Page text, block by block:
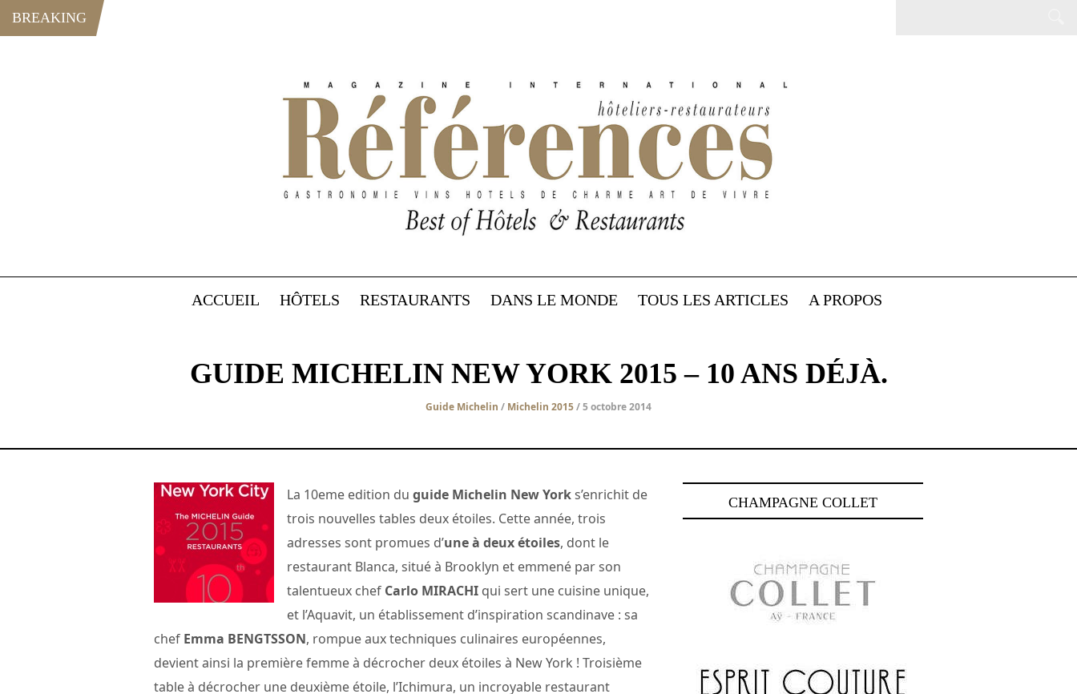
BREAKING
ACCUEIL HÔTELS RESTAURANTS DANS LE MONDE TOUS LES ARTICLES A PROPOS
GUIDE MICHELIN NEW YORK 2015 – 10 ANS DÉJÀ.
Guide Michelin / Michelin 2015/ 5 octobre 2014
La 10eme edition du guide Michelin New Yorks’enrichit de
trois nouvelles tables deux étoiles. Cette année, trois
adresses sont promues d’une à deux étoiles, dont le
restaurant Blanca, situé à Brooklyn et emmené par son
talentueux chef Carlo MIRACHI qui sert une cuisine unique,
et l’Aquavit, un établissement d’inspiration scandinave : sa
chef Emma BENGTSSON, rompue aux techniques culinaires européennes,
devient ainsi la première femme à décrocher deux étoiles à New York ! Troisième
table à décrocher une deuxième étoile, l’Ichimura, un incroyable restaurant
CHAMPAGNE COLLET